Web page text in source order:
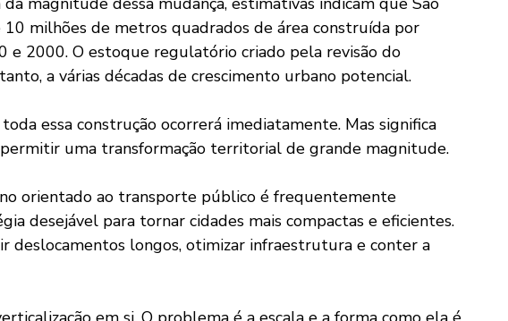
milhões de metros quadrados de área construída por
e 2000. O estoque regulatório criado pela revisão do
a várias décadas de crescimento urbano potencial.
uma transformação territorial de grande magnitude.
desejável para tornar cidades mais compactas e eficientes.
deslocamentos longos, otimizar infraestrutura e conter a